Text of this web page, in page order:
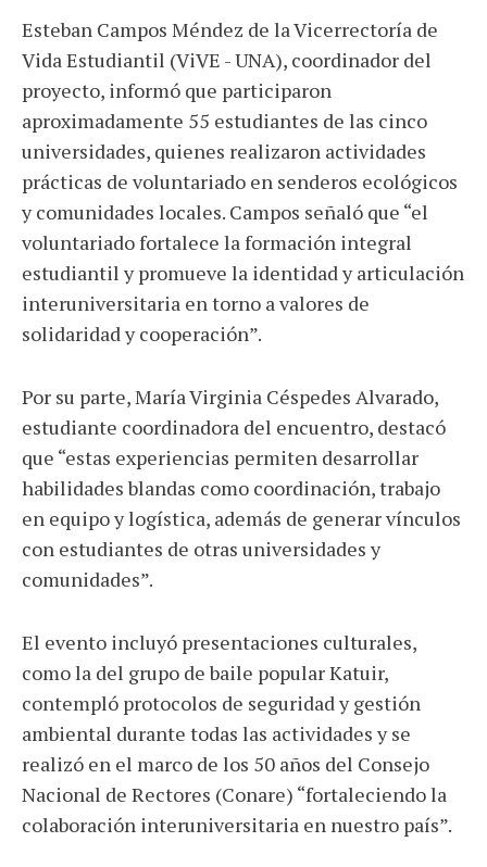
Esteban Campos Méndez de la Vicerrectoría de
Vida Estudiantil (ViVE - UNA), coordinador del
proyecto, informó que participaron
aproximadamente 55 estudiantes de las cinco
universidades, quienes realizaron actividades
prácticas de voluntariado en senderos ecológicos
y comunidades locales. Campos señaló que “el
voluntariado fortalece la formación integral
estudiantil y promueve la identidad y articulación
interuniversitaria en torno a valores de
solidaridad y cooperación”.
Por su parte, María Virginia Céspedes Alvarado,
estudiante coordinadora del encuentro, destacó
que “estas experiencias permiten desarrollar
habilidades blandas como coordinación, trabajo
en equipo y logística, además de generar vínculos
con estudiantes de otras universidades y
comunidades”.
El evento incluyó presentaciones culturales,
como la del grupo de baile popular Katuir,
contempló protocolos de seguridad y gestión
ambiental durante todas las actividades y se
realizó en el marco de los 50 años del Consejo
Nacional de Rectores (Conare) “fortaleciendo la
colaboración interuniversitaria en nuestro país”.